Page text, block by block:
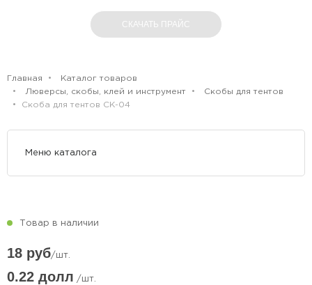
СКАЧАТЬ ПРАЙС
Главная
Каталог товаров
Люверсы, скобы, клей и инструмент
Скобы для тентов
Скоба для тентов СК-04
Меню каталога
Товар в наличии
18 руб/шт.
0.22 долл /шт.